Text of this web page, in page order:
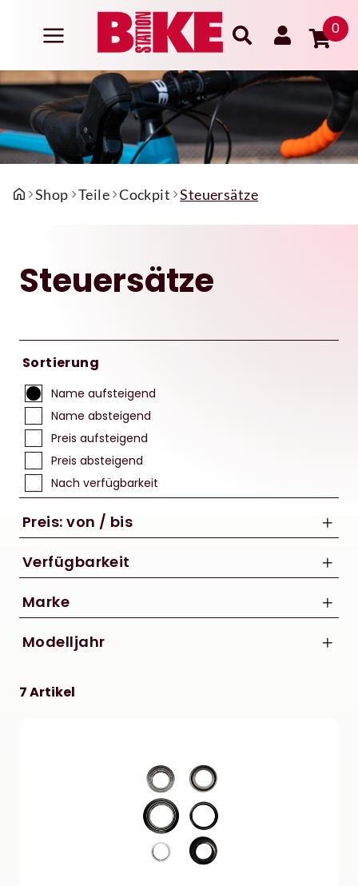
0
Shop Teile Cockpit Steuersätze
Steuersätze
Sortierung
Name aufsteigend
Name absteigend
Preis aufsteigend
Preis absteigend
Nach verfügbarkeit
Preis: von / bis
Verfügbarkeit
Marke
CUBE
Modelljahr
7 Artikel